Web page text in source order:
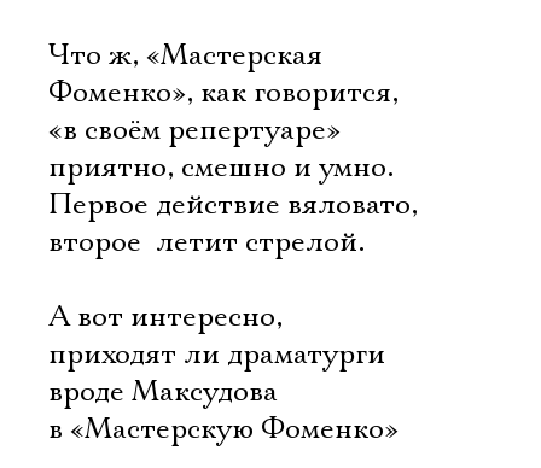
Что ж, «Мастерская
Фоменко», как говорится,
«в своём репертуаре» 
приятно, смешно и умно.
Первое действие вяловато,
второе  летит стрелой.
А вот интересно,
приходят ли драматурги
вроде Максудова
в «Мастерскую Фоменко»